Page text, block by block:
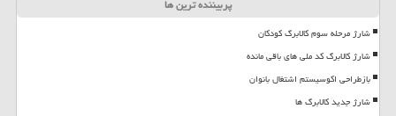
پربیننده ترین ها
شارژ مرحله سوم کالابرگ کودکان
شارژ کالابرگ کد ملی های باقی مانده
بازطراحی اکوسیستم اشتغال بانوان
شارژ جدید کالابرگ ها